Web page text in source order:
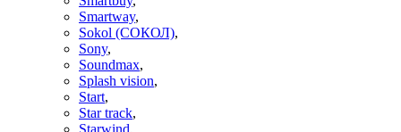
Smartway,
Sokol (СОКОЛ),
Sony,
Soundmax,
Splash vision,
Start,
Star track,
Starwind,